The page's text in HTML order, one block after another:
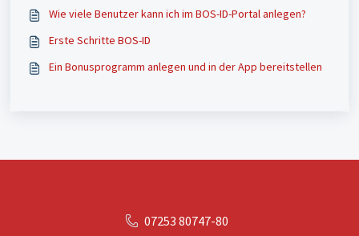
Wie viele Benutzer kann ich im BOS-ID-Portal anlegen?
Erste Schritte BOS-ID
Ein Bonusprogramm anlegen und in der App bereitstellen
07253 80747-80